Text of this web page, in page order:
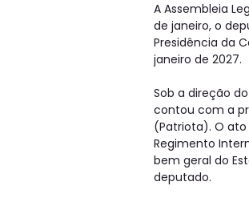
A Assembleia
de janeiro, o
Presidência da
janeiro de 2027.
Sob a direção
contou com a
(Patriota). O
Regimento
bem geral do
deputado.